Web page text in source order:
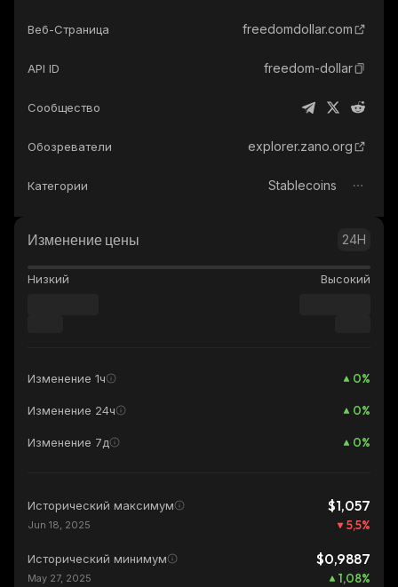
Веб-Страница freedomdollar.com
API ID freedom-dollar
Сообщество
Обозреватели explorer.zano.org
Категории Stablecoins
Изменение цены 24H
Низкий Высокий
Изменение 1ч 0%
Изменение 24ч 0%
Изменение 7д 0%
Исторический максимум $1,057
Jun 18, 2025 5,5%
Исторический минимум $0,9887
May 27, 2025 1,08%